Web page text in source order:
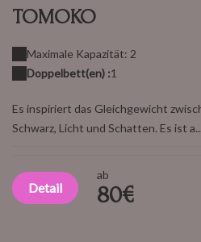
TOMOKO
Maximale Kapazität: 2
Doppelbett(en) :1
Es inspiriert das Gleichgewicht
Schwarz, Licht und Schatten. Es ist a...
Detail
ab
80€